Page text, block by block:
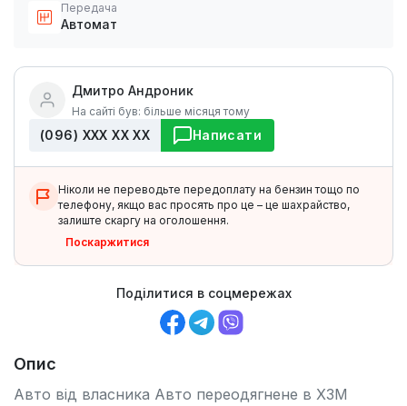
Передача
Автомат
Дмитро Андроник
На сайті був: більше місяця тому
(096) ХХХ ХХ ХХ Написати
Ніколи не переводьте передоплату на бензин тощо по
телефону, якщо вас просять про це – це шахрайство,
залиште скаргу на оголошення.
Поскаржитися
Поділитися в соцмережах
Опис
Авто від власника Авто переодягнене в Х3М